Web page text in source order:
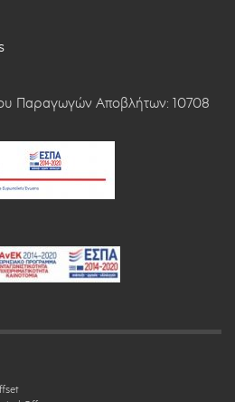
Παραγωγών Αποβλήτων: 10708